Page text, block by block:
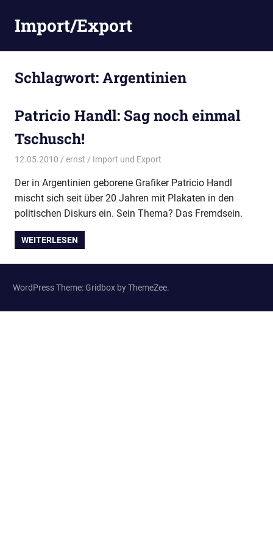
InhaltImport/Export
Schlagwort:Argentinien
Patricio Handl: Sag noch einmal
Tschusch!
12.05.2010 ernst Import und Export
Der in Argentinien geborene Grafiker Patricio Handl
mischt sich seit über 20 Jahren mit Plakaten in den
politischen Diskurs ein. Sein Thema? Das Fremdsein.
WEITERLESEN
WordPress Theme: Gridbox by ThemeZee.